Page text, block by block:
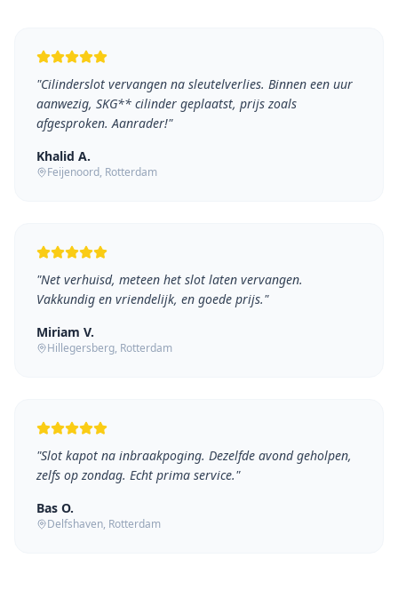
"Cilinderslot vervangen na sleutelverlies. Binnen een uur
aanwezig, SKG** cilinder geplaatst, prijs zoals
afgesproken. Aanrader!"
Khalid A.
Feijenoord, Rotterdam
"Net verhuisd, meteen het slot laten vervangen.
Vakkundig en vriendelijk, en goede prijs."
Miriam V.
Hillegersberg, Rotterdam
"Slot kapot na inbraakpoging. Dezelfde avond geholpen,
zelfs op zondag. Echt prima service."
Bas O.
Delfshaven, Rotterdam